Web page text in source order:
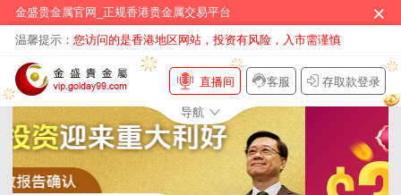
金盛贵金属官网_正规香港贵金属交易平台 ×
温馨提示： 您访问的是香港地区网站，投资有风险，入市需谨慎
直播间 客服 存取款登录
导航